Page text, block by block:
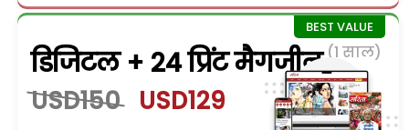
डिजिटल + 24 प्रिंट मैगजीन (1 साल)
USD150 USD129